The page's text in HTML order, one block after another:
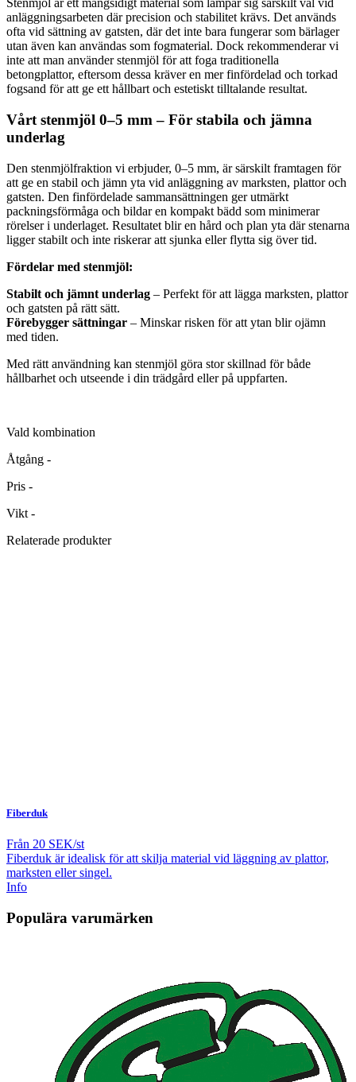
Stenmjöl är ett mångsidigt material som lämpar sig särskilt väl vid
anläggningsarbeten där precision och stabilitet krävs. Det används
ofta vid sättning av gatsten, där det inte bara fungerar som bärlager
utan även kan användas som fogmaterial. Dock rekommenderar vi
inte att man använder stenmjöl för att foga traditionella
betongplattor, eftersom dessa kräver en mer finfördelad och torkad
fogsand för att ge ett hållbart och estetiskt tilltalande resultat.
Vårt stenmjöl 0–5 mm – För stabila och jämna
underlag
Den stenmjölfraktion vi erbjuder, 0–5 mm, är särskilt framtagen för
att ge en stabil och jämn yta vid anläggning av marksten, plattor och
gatsten. Den finfördelade sammansättningen ger utmärkt
packningsförmåga och bildar en kompakt bädd som minimerar
rörelser i underlaget. Resultatet blir en hård och plan yta där stenarna
ligger stabilt och inte riskerar att sjunka eller flytta sig över tid.
Fördelar med stenmjöl:
Stabilt och jämnt underlag – Perfekt för att lägga marksten, plattor
och gatsten på rätt sätt.
Förebygger sättningar – Minskar risken för att ytan blir ojämn
med tiden.
Med rätt användning kan stenmjöl göra stor skillnad för både
hållbarhet och utseende i din trädgård eller på uppfarten.
Vald kombination
Åtgång -
Pris -
Vikt -
Relaterade produkter
Fiberduk
Från 20 SEK/st
Fiberduk är idealisk för att skilja material vid läggning av plattor,
marksten eller singel.
Info
Populära varumärken